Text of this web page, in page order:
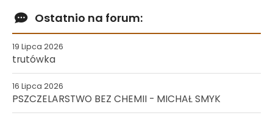
Ostatnio na forum:
19 Lipca 2026
trutówka
16 Lipca 2026
PSZCZELARSTWO BEZ CHEMII - MICHAŁ SMYK